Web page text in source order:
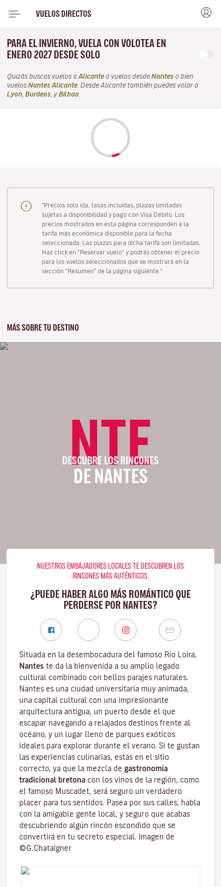
VUELOS DIRECTOS
PARA EL INVIERNO, VUELA CON VOLOTEA EN
ENERO 2027 DESDE SOLO
Quizás buscas vuelos a Alicante o vuelos desde Nantes o bien
vuelos Nantes Alicante . Desde Alicante también puedes volar a
Lyon Burdeos , y Bilbao
"Precios solo ida, tasas incluidas, plazas limitadas
sujetas a disponibilidad y pago con Visa Débito. Los
precios mostrados en esta página corresponden a la
tarifa más económica disponible para la fecha
seleccionada. Las plazas para dicha tarifa son limitadas.
Haz click en “Reservar vuelo” y podrás obtener el precio
para los vuelos seleccionados que se mostrará en la
sección “Resumen” de la página siguiente."
MÁS SOBRE TU DESTINO
NTE
DESCUBRE LOS RINCONES
DE NANTES
NUESTROS EMBAJADORES LOCALES TE DESCUBREN LOS
RINCONES MÁS AUTÉNTICOS.
¿PUEDE HABER ALGO MÁS ROMÁNTICO QUE
PERDERSE POR NANTES?
Situada en la desembocadura del famoso Río Loira,
Nantes te da la bienvenida a su amplio legado
cultural combinado con bellos parajes naturales.
Nantes es una ciudad universitaria muy animada,
una capital cultural con una impresionante
arquitectura antigua, un puerto desde el que
escapar navegando a relajados destinos frente al
océano, y un lugar lleno de parques exóticos
ideales para explorar durante el verano. Si te gustan
las experiencias culinarias, estás en el sitio
correcto, ya que la mezcla de gastronomía
tradicional bretona con los vinos de la región, como
el famoso Muscadet, será seguro un verdadero
placer para tus sentidos. Pasea por sus calles, habla
con la amigable gente local, y seguro que acabas
descubriendo algún rincón escondido que se
convertirá en tu secreto especial. Imagen de
©G.Chataigner